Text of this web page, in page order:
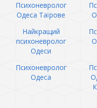
Психоневролог
Одеса Таїрове
Найкращий
психоневролог
Одеси
Психоневролог
Одеса